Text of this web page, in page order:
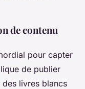
de contenu
pour capter
de publier
livres blancs